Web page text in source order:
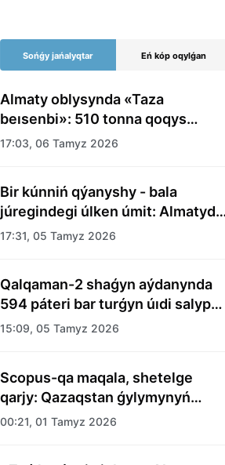
Sońǵy jańalyqtar Eń kóp oqylǵan
Almaty oblysynda «Taza
beısenbi»: 510 tonna qoqys
shyǵaryldy
17:03, 06 Tamyz 2026
Bir kúnniń qýanyshy - bala
júregindegi úlken úmit: Almatyda
balalar úıiniń tárbıelenýshilerine
17:31, 05 Tamyz 2026
Qalqaman-2 shaǵyn aýdanynda
594 páteri bar turǵyn úıdi salyp
bitti
15:09, 05 Tamyz 2026
Scopus-qa maqala, shetelge
qarjy: Qazaqstan ǵylymynyń
esebi kimge kerek?
00:21, 01 Tamyz 2026